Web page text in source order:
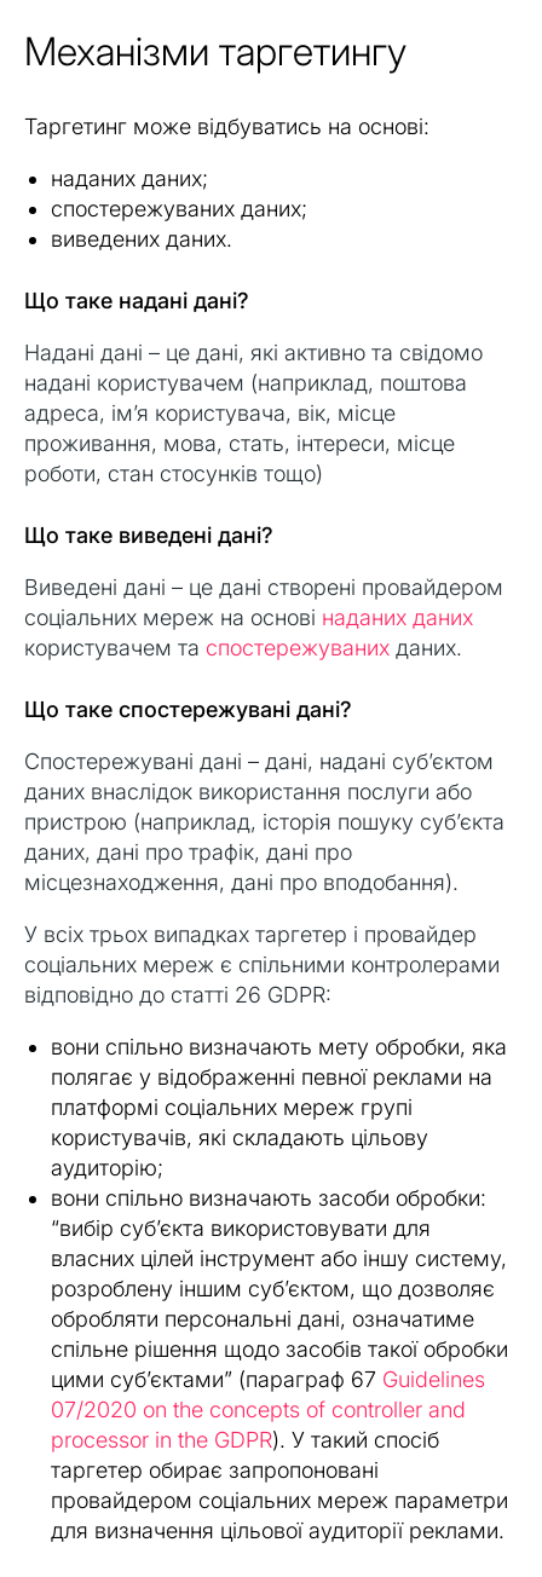
Механізми таргетингу
Таргетинг може відбуватись на основі:
наданих даних;
спостережуваних даних;
виведених даних.
Що таке надані дані?
Надані дані – це дані, які активно та свідомо
надані користувачем (наприклад, поштова
адреса, ім’я користувача, вік, місце
проживання, мова, стать, інтереси, місце
роботи, стан стосунків тощо)
Що таке виведені дані?
Виведені дані – це дані створені провайдером
соціальних мереж на основі наданих даних
користувачем та спостережуваних даних.
Що таке спостережувані дані?
Спостережувані дані – дані, надані суб’єктом
даних внаслідок використання послуги або
пристрою (наприклад, історія пошуку суб’єкта
даних, дані про трафік, дані про
місцезнаходження, дані про вподобання).
У всіх трьох випадках таргетер і провайдер
соціальних мереж є спільними контролерами
відповідно до статті 26 GDPR:
вони спільно визначають мету обробки, яка
полягає у відображенні певної реклами на
платформі соціальних мереж групі
користувачів, які складають цільову
аудиторію;
вони спільно визначають засоби обробки:
“вибір суб’єкта використовувати для
власних цілей інструмент або іншу систему,
розроблену іншим суб’єктом, що дозволяє
обробляти персональні дані, означатиме
спільне рішення щодо засобів такої обробки
цими суб’єктами” (параграф 67 Guidelines
07/2020 on the concepts of controller and
processor in the GDPR). У такий спосіб
таргетер обирає запропоновані
провайдером соціальних мереж параметри
для визначення цільової аудиторії реклами.